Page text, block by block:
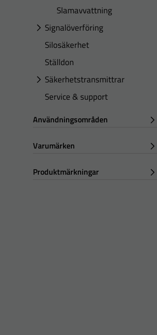
Slamavvattning
Signalöverföring
Silosäkerhet
Ställdon
Säkerhetstransmittrar
Service & support
Användningsområden
Varumärken
Produktmärkningar